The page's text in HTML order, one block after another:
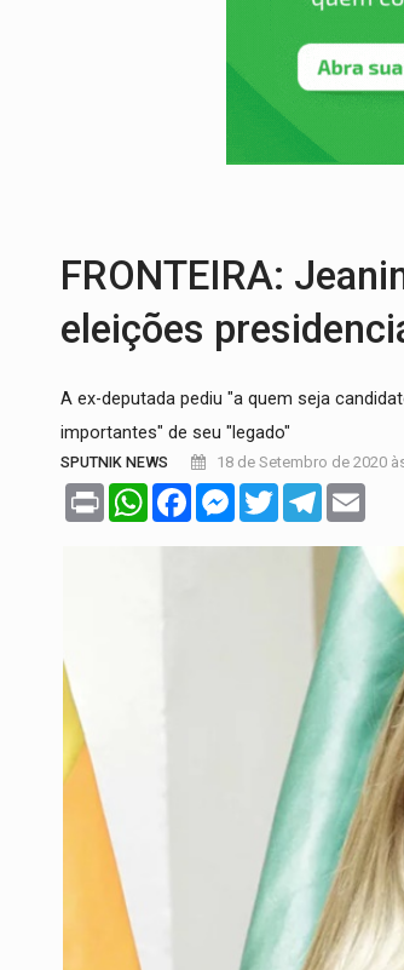
COMPETIÇÕES:Joer
Moradores
COLIGAÇÃO:Reabertura
FRONTEIRA:
eleições
A ex-deputada pediu "a quem seja
importantes" de seu "legado"
SPUTNIK NEWS 18 de Setembro de 2020
Print WhatsAppFacebookMessenger
TwitterTelegram